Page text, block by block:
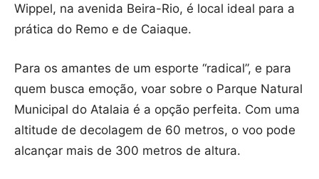
Wippel, na avenida Beira-Rio, é local ideal para a
prática do Remo e de Caiaque.
Para os amantes de um esporte “radical”, e para
quem busca emoção, voar sobre o Parque Natural
Municipal do Atalaia é a opção perfeita. Com uma
altitude de decolagem de 60 metros, o voo pode
alcançar mais de 300 metros de altura.